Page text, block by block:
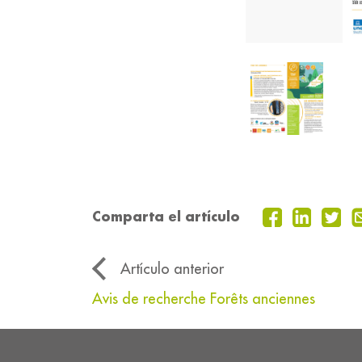
Comparta el artículo
Artículo anterior
Avis de recherche Forêts anciennes